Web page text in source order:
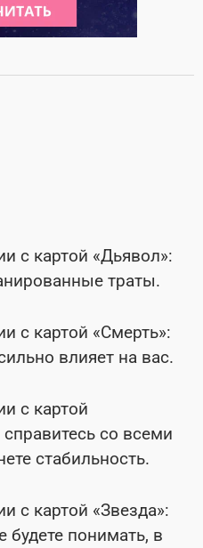
с картой «Дьявол»:
траты.
с картой «Смерть»:
влияет на вас.
с картой
со всеми
стабильность.
с картой «Звезда»:
будете понимать, в